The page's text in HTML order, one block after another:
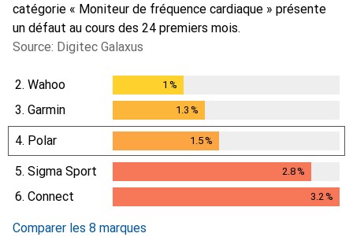
catégorie « Moniteur de fréquence cardiaque » présente
un défaut au cours des 24 premiers mois.
Source: Digitec Galaxus
2. Wahoo 1 %
3. Garmin 1.3 %
4. Polar 1.5%
5. Sigma Sport 2.8%
2.8%
6. Connect 3.2 %
Comparer les 8 marques